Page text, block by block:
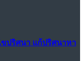
ไขปริศนา แก้ปริศนาหา